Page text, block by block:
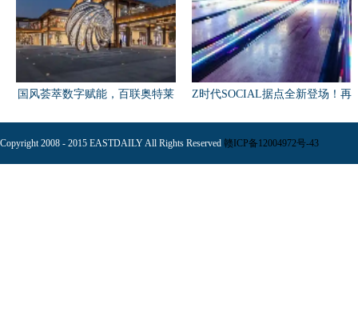
国风荟萃数字赋能，百联奥特莱
Z时代SOCIAL据点全新登场！再
Copyright 2008 - 2015 EASTDAILY All Rights Reserved 赣ICP备12004972号-43